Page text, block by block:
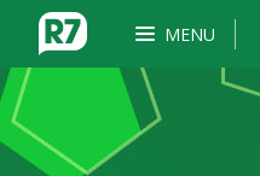
MENU